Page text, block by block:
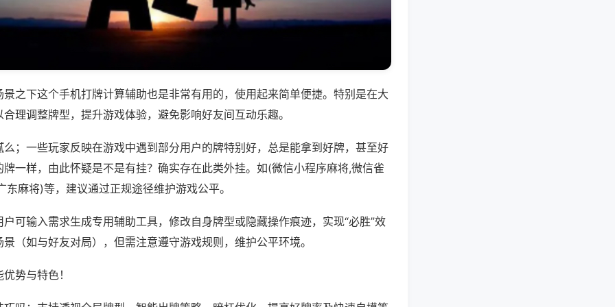
之下这个手机打牌计算辅助也是非常有用的，使用起来简单便捷。特别是在大
理调整牌型，提升游戏体验，避免影响好友间互动乐趣。
；一些玩家反映在游戏中遇到部分用户的牌特别好，总是能拿到好牌，甚至好
一样，由此怀疑是不是有挂？确实存在此类外挂。如(微信小程序麻将,微信雀
东麻将)等，建议通过正规途径维护游戏公平。
可输入需求生成专用辅助工具，修改自身牌型或隐藏操作痕迹，实现“必胜”效
（如与好友对局），但需注意遵守游戏规则，维护公平环境。
势与特色！